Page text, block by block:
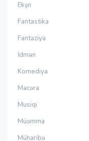
Ekşn
Fantastika
Fantaziya
İdman
Komediya
Macəra
Musiqi
Müəmma
Müharibə